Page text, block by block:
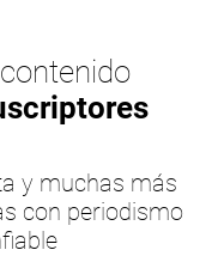
y muchas más
con periodismo